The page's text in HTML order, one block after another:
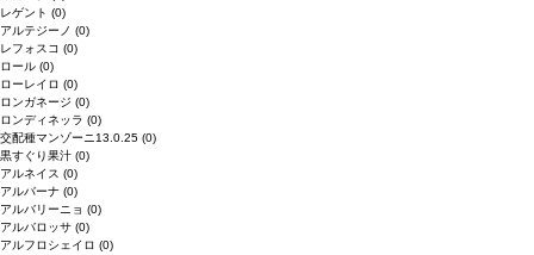
レゲント (0)
アルテジーノ (0)
レフォスコ (0)
ロール (0)
ローレイロ (0)
ロンガネージ (0)
ロンディネッラ (0)
交配種マンゾーニ13.0.25 (0)
黒すぐり果汁 (0)
アルネイス (0)
アルバーナ (0)
アルバリーニョ (0)
アルバロッサ (0)
アルフロシェイロ (0)